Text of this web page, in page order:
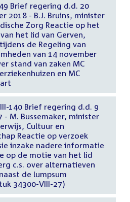
Brief regering d.d. 20
2018 - B.J. Bruins, minister
Zorg Reactie op het
het lid van Gerven,
de Regeling van
van 14 november
stand van zaken MC
en MC
140 Brief regering d.d. 9
- M. Bussemaker, minister
Cultuur en
Reactie op verzoek
inzake nadere informatie
op de motie van het lid
c.s. over alternatieven
de lumpsum
34300-VIII-27)